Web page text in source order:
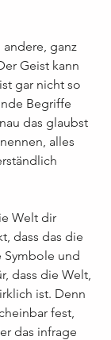
ganz
Geist kann
gar nicht so
Begriffe
das glaubst
alles
Welt dir
dass das die
Symbole und
dass die Welt,
ist. Denn
fest,
das infrage